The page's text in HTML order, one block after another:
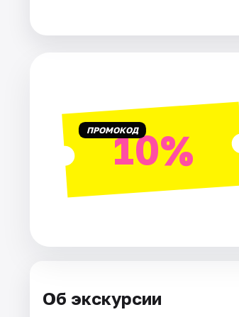
Города
Рейтинги ПРОМОКОД10%
Об экскурсии